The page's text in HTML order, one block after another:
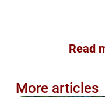
Read
More articles